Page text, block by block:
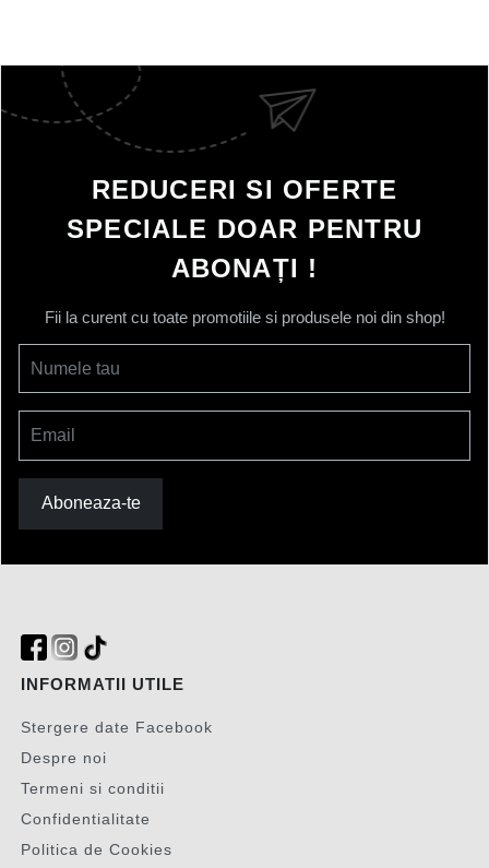
REDUCERI SI OFERTE
SPECIALE DOAR PENTRU
ABONAȚI !
Fii la curent cu toate promotiile si produsele noi din shop!
Numele tau
Email
Aboneaza-te
INFORMATII UTILE
Stergere date Facebook
Despre noi
Termeni si conditii
Confidentialitate
Politica de Cookies